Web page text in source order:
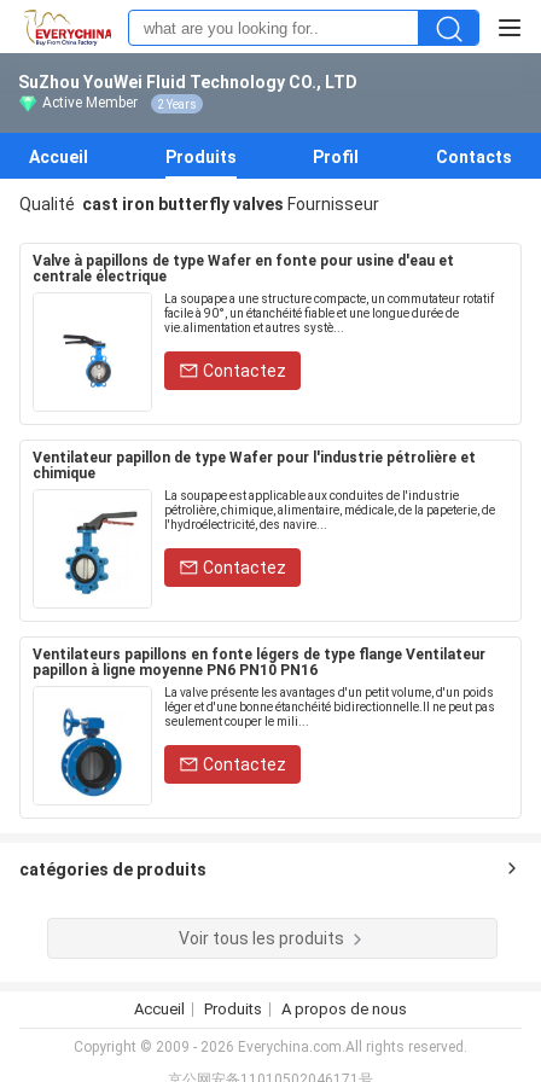
SuZhou YouWei Fluid Technology CO., LTD
Active Member 2 Years
Accueil Produits Profil Contacts
Qualité cast iron butterfly valves Fournisseur
Valve à papillons de type Wafer en fonte pour usine d'eau et
centrale électrique
La soupape a une structure compacte, un commutateur rotatif
facile à 90°, un étanchéité fiable et une longue durée de
vie.alimentation et autres systè...
Contactez
Ventilateur papillon de type Wafer pour l'industrie pétrolière et
chimique
La soupape est applicable aux conduites de l'industrie
pétrolière, chimique, alimentaire, médicale, de la papeterie, de
l'hydroélectricité, des navire...
Contactez
Ventilateurs papillons en fonte légers de type flange Ventilateur
papillon à ligne moyenne PN6 PN10 PN16
La valve présente les avantages d'un petit volume, d'un poids
léger et d'une bonne étanchéité bidirectionnelle.Il ne peut pas
seulement couper le mili...
Contactez
catégories de produits
Voir tous les produits
Accueil Produits A propos de nous
Copyright © 2009 - 2026 Everychina.com.All rights reserved.